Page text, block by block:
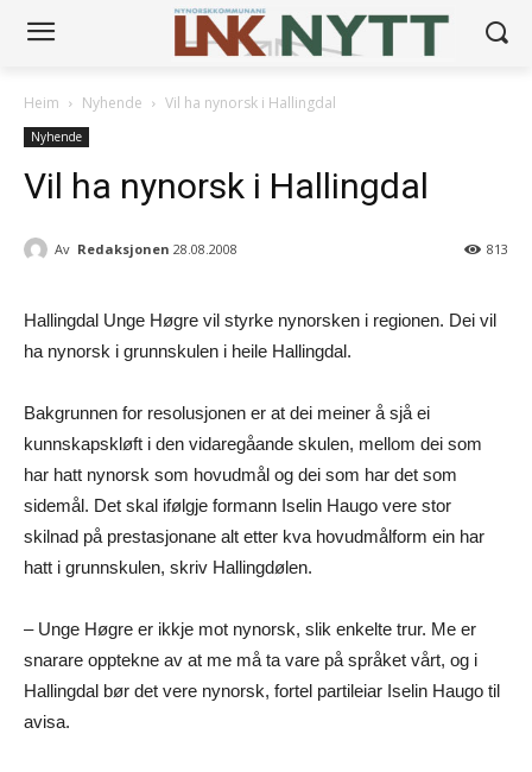
Heim Nyhende Vil ha nynorsk i Hallingdal
Nyhende
Vil ha nynorsk i Hallingdal
Av Redaksjonen 28.08.2008 813
Hallingdal Unge Høgre vil styrke nynorsken i regionen. Dei vil
ha nynorsk i grunnskulen i heile Hallingdal.
Bakgrunnen for resolusjonen er at dei meiner å sjå ei
kunnskapskløft i den vidaregåande skulen, mellom dei som
har hatt nynorsk som hovudmål og dei som har det som
sidemål. Det skal ifølgje formann Iselin Haugo vere stor
skilnad på prestasjonane alt etter kva hovudmålform ein har
hatt i grunnskulen, skriv Hallingdølen.
– Unge Høgre er ikkje mot nynorsk, slik enkelte trur. Me er
snarare opptekne av at me må ta vare på språket vårt, og i
Hallingdal bør det vere nynorsk, fortel partileiar Iselin Haugo til
avisa.